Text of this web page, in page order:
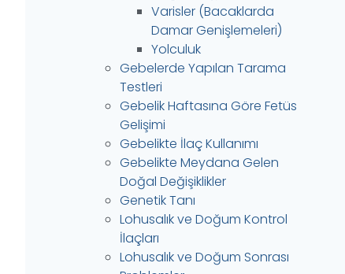
Varisler (Bacaklarda
Damar Genişlemeleri)
Yolculuk
Gebelerde Yapılan Tarama
Testleri
Gebelik Haftasına Göre Fetüs
Gelişimi
Gebelikte İlaç Kullanımı
Gebelikte Meydana Gelen
Doğal Değişiklikler
Genetik Tanı
Lohusalık ve Doğum Kontrol
İlaçları
Lohusalık ve Doğum Sonrası